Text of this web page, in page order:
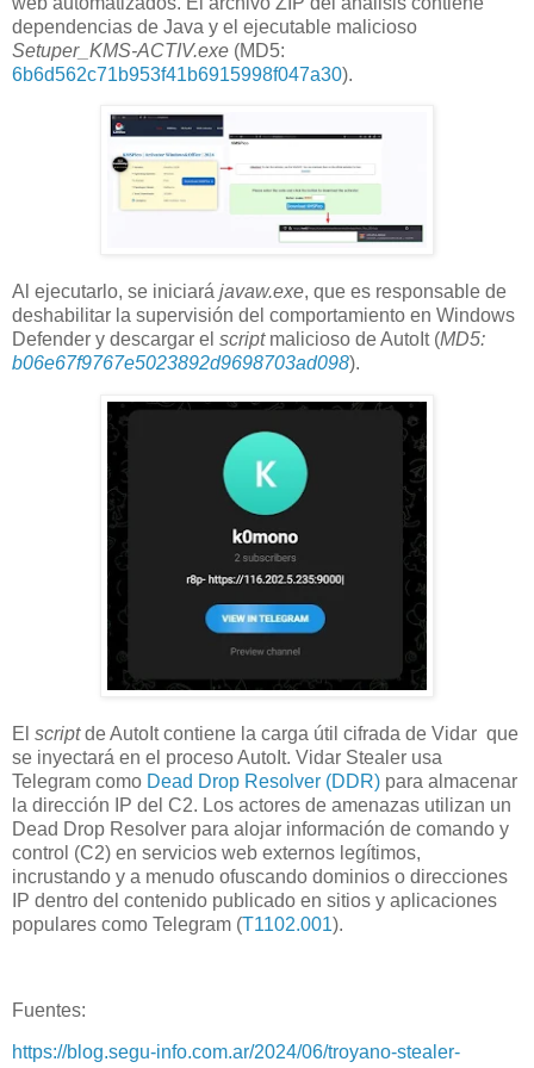
dependencias de Java y el ejecutable malicioso
Setuper_KMS-ACTIV.exe (MD5:
6b6d562c71b953f41b6915998f047a30).
Al ejecutarlo, se iniciará javaw.exe, que es responsable de
deshabilitar la supervisión del comportamiento en Windows
Defender y descargar el scriptmalicioso de AutoIt (MD5:
b06e67f9767e5023892d9698703ad098).
El scriptde AutoIt contiene la carga útil cifrada de Vidar que
se inyectará en el proceso AutoIt. Vidar Stealer usa
Telegram como Dead Drop Resolver (DDR) para almacenar
la dirección IP del C2. Los actores de amenazas utilizan un
Dead Drop Resolver para alojar información de comando y
control (C2) en servicios web externos legítimos,
incrustando y a menudo ofuscando dominios o direcciones
IP dentro del contenido publicado en sitios y aplicaciones
populares como Telegram (T1102.001).
Fuentes:
https://blog.segu-info.com.ar/2024/06/troyano-stealer-